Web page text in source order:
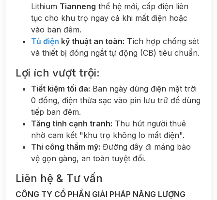
Lithium Tianneng thế hệ mới, cấp điện liên
tục cho khu trọ ngay cả khi mất điện hoặc
vào ban đêm.
Tủ điện kỹ thuật an toàn: Tích hợp chống sét
và thiết bị đóng ngắt tự động (CB) tiêu chuẩn.
Lợi ích vượt trội:
Tiết kiệm tối đa: Ban ngày dùng điện mặt trời
0 đồng, điện thừa sạc vào pin lưu trữ để dùng
tiếp ban đêm.
Tăng tính cạnh tranh: Thu hút người thuê
nhờ cam kết "khu trọ không lo mất điện".
Thi công thẩm mỹ: Đường dây đi máng bảo
vệ gọn gàng, an toàn tuyệt đối.
Liên hệ & Tư vấn
CÔNG TY CỔ PHẦN GIẢI PHÁP NĂNG LƯỢNG